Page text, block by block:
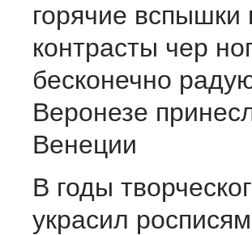
горячие вспышки
контрасты чер
бесконечно
Веронезе
Венеции
В годы
украсил